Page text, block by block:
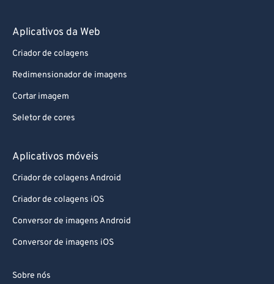
Aplicativos da Web
Criador de colagens
Redimensionador de imagens
Cortar imagem
Seletor de cores
Aplicativos móveis
Criador de colagens Android
Criador de colagens iOS
Conversor de imagens Android
Conversor de imagens iOS
Sobre nós